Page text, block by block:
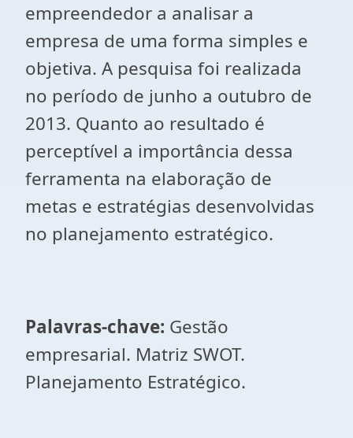
empreendedor a analisar a
empresa de uma forma simples e
objetiva. A pesquisa foi realizada
no período de junho a outubro de
2013. Quanto ao resultado é
perceptível a importância dessa
ferramenta na elaboração de
metas e estratégias desenvolvidas
no planejamento estratégico.
Palavras-chave: Gestão
empresarial. Matriz SWOT.
Planejamento Estratégico.